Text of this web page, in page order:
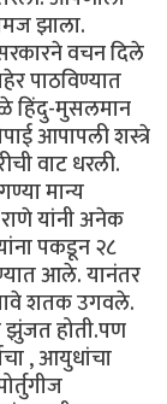
झाला.
वचन दिले
पाठविण्यात
हिंदु-मुसलमान
आपापली शस्त्रे
वाट धरली.
मान्य
राणे यांनी अनेक
पकडून २८
आले. यानंतर
शतक उगवले.
झुंजत होती.पण
, आयुधांचा